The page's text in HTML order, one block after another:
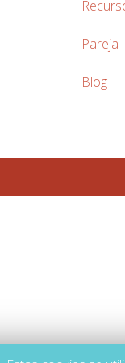
Pareja
Blog